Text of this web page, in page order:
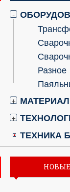
-
Разное
+
+
ТЕХНИКА
НОВЫЕ